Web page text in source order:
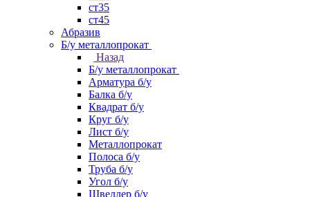
ст35
ст45
Абразив
Б/у металлопрокат
Назад
Б/у металлопрокат
Арматура б/у
Балка б/у
Квадрат б/у
Круг б/у
Лист б/у
Металлопрокат
Полоса б/у
Труба б/у
Угол б/у
Швеллер б/у